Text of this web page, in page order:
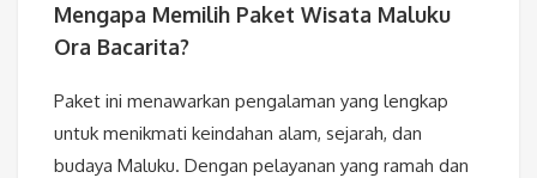
Mengapa Memilih Paket Wisata Maluku
Ora Bacarita?
Paket ini menawarkan pengalaman yang lengkap
untuk menikmati keindahan alam, sejarah, dan
budaya Maluku. Dengan pelayanan yang ramah dan